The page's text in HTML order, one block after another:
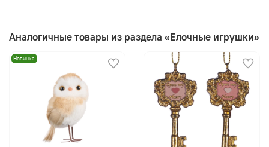
Аналогичные товары из раздела «Елочные игрушки»
Новинка